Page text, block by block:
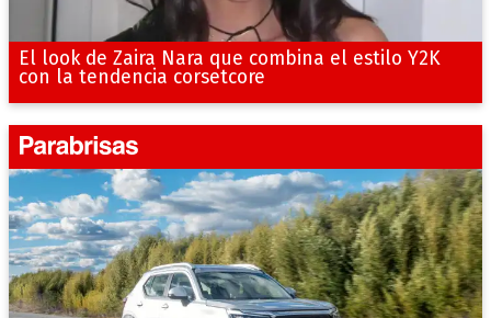
El look de Zaira Nara que combina el estilo Y2K
con la tendencia corsetcore